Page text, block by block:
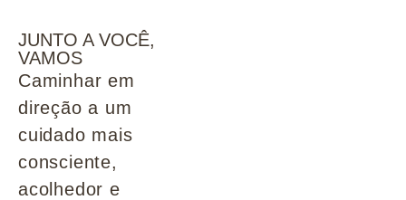
JUNTO A VOCÊ,
VAMOS
Caminhar em
direção a um
cuidado mais
consciente,
acolhedor e